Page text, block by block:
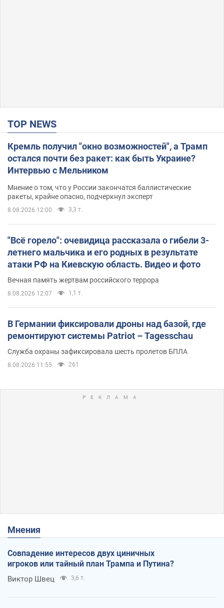
TOP NEWS
Кремль получил "окно возможностей", а Трамп
остался почти без ракет: как быть Украине?
Интервью с Мельником
Мнение о том, что у России закончатся баллистические
ракеты, крайне опасно, подчеркнул эксперт
8.08.2026 12:00 3,3 т.
"Всё горело": очевидица рассказала о гибели 3-
летнего мальчика и его родных в результате
атаки РФ на Киевскую область. Видео и фото
Вечная память жертвам российского террора
8.08.2026 12:07 1,1 т.
В Германии фиксировали дроны над базой, где
ремонтируют системы Patriot – Tagesschau
Служба охраны зафиксировала шесть пролетов БПЛА
8.08.2026 11:55 261
Мнения
Совпадение интересов двух циничных
игроков или тайный план Трампа и Путина?
Виктор Швец 3,6 т.